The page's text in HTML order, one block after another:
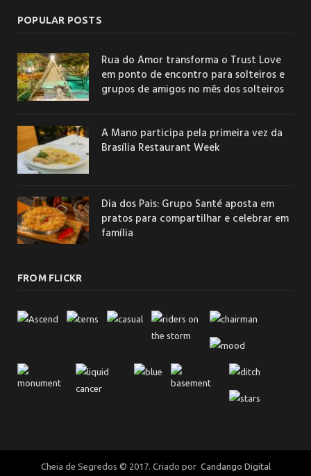
POPULAR POSTS
Rua do Amor transforma o Trust Love
em ponto de encontro para solteiros e
grupos de amigos no mês dos solteiros
A Mano participa pela primeira vez da
Brasília Restaurant Week
Dia dos Pais: Grupo Santé aposta em
pratos para compartilhar e celebrar em
família
FROM FLICKR
Cheia de Segredos © 2017. Criado por Candango Digital